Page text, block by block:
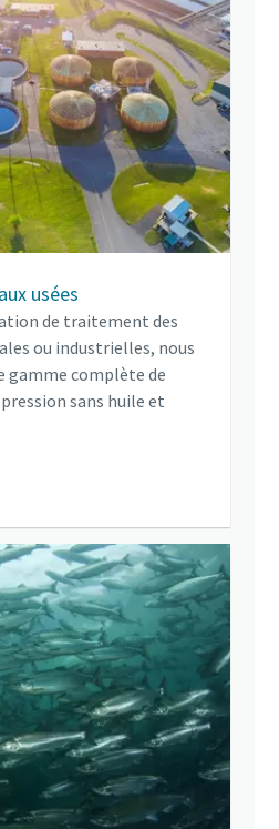
usées
de traitement des
ou industrielles, nous
gamme complète de
sans huile et